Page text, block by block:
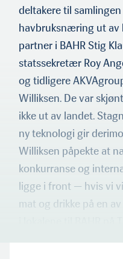
deltakere til
havbruksnæring ut av
partner i BAHR Stig
statssekretær Roy
og tidligere
Williksen. De var
ikke ut av landet.
ny teknologi gir
Williksen påpekte at
konkurranse og
ligge i front — hvis vi
mat og drikke på en